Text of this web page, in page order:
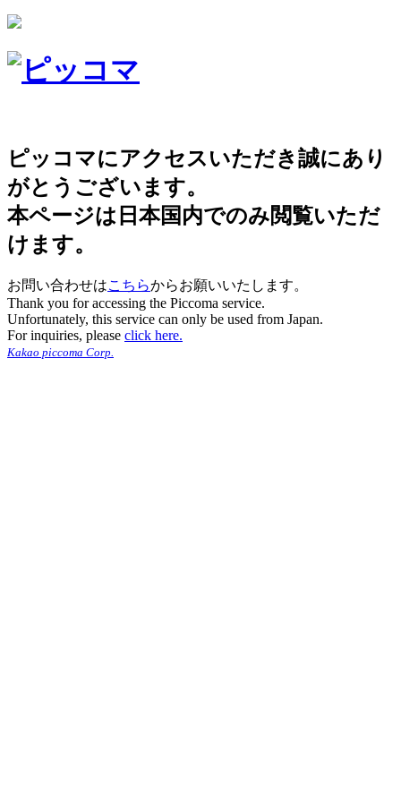
ピッコマにアクセスいただき誠にあり
がとうございます。
本ページは日本国内でのみ閲覧いただ
けます。
お問い合わせはこちらからお願いいたします。
Thank you for accessing the Piccoma service.
Unfortunately, this service can only be used from Japan.
For inquiries, please click here.
Kakao piccoma Corp.